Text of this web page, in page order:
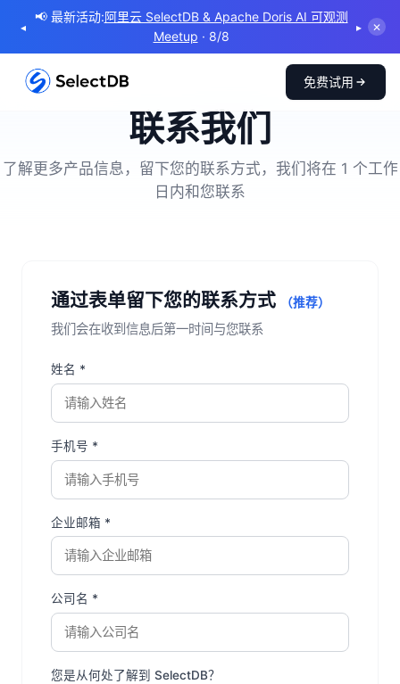
◂
📢 最新活动:阿里云 SelectDB & Apache Doris AI 可观测
Meetup · 8/8
▸ ✕
免费试用
联系我们
了解更多产品信息，留下您的联系方式，我们将在 1 个工作
日内和您联系
通过表单留下您的联系方式 （推荐）
我们会在收到信息后第一时间与您联系
姓名 *
手机号 *
企业邮箱 *
公司名 *
您是从何处了解到 SelectDB？